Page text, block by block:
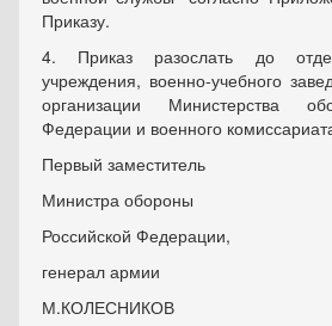
Приказу.
4. Приказ разослать до
учреждения, военно-учебного
организации Министерства
Федерации и военного
Первый заместитель
Министра обороны
Российской Федерации,
генерал армии
М.КОЛЕСНИКОВ